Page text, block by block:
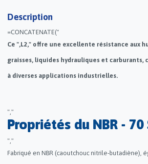
Description
=CONCATENATE("
Ce ",L2," offre une excellente résistance aux
graisses, liquides hydrauliques et carburants,
à diverses applications industrielles.
","
Propriétés du NBR - 70
","
Fabriqué en NBR (caoutchouc nitrile-butadiène),